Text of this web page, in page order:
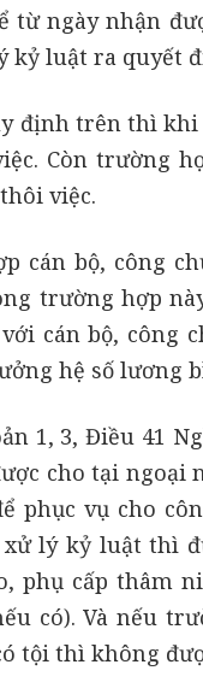
từ ngày nhận
kỷ luật ra quyết
định trên thì
Còn trường
việc.
cán bộ, công
trường hợp
cán bộ, công
hệ số lương
1, 3, Điều 41
cho tại ngoại
phục vụ cho
lý kỷ luật thì
phụ cấp thâm
có). Và nếu
tội thì không